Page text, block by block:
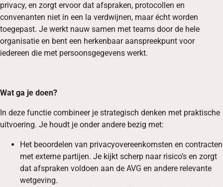
privacy, en zorgt ervoor dat afspraken, protocollen en
convenanten niet in een la verdwijnen, maar écht worden
toegepast. Je werkt nauw samen met teams door de hele
organisatie en bent een herkenbaar aanspreekpunt voor
iedereen die met persoonsgegevens werkt.
Wat ga je doen?
In deze functie combineer je strategisch denken met praktische
uitvoering. Je houdt je onder andere bezig met:
Het beoordelen van privacyovereenkomsten en contracten
met externe partijen. Je kijkt scherp naar risico’s en zorgt
dat afspraken voldoen aan de AVG en andere relevante
wetgeving.